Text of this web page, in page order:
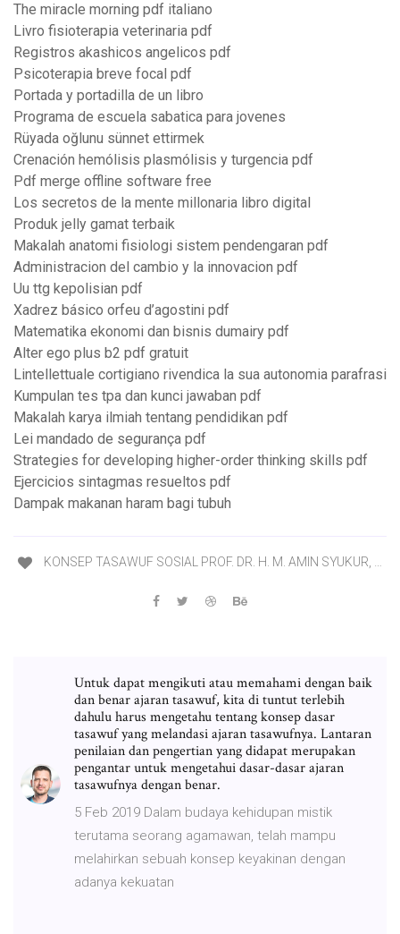
The miracle morning pdf italiano
Livro fisioterapia veterinaria pdf
Registros akashicos angelicos pdf
Psicoterapia breve focal pdf
Portada y portadilla de un libro
Programa de escuela sabatica para jovenes
Rüyada oğlunu sünnet ettirmek
Crenación hemólisis plasmólisis y turgencia pdf
Pdf merge offline software free
Los secretos de la mente millonaria libro digital
Produk jelly gamat terbaik
Makalah anatomi fisiologi sistem pendengaran pdf
Administracion del cambio y la innovacion pdf
Uu ttg kepolisian pdf
Xadrez básico orfeu d’agostini pdf
Matematika ekonomi dan bisnis dumairy pdf
Alter ego plus b2 pdf gratuit
Lintellettuale cortigiano rivendica la sua autonomia parafrasi
Kumpulan tes tpa dan kunci jawaban pdf
Makalah karya ilmiah tentang pendidikan pdf
Lei mandado de segurança pdf
Strategies for developing higher-order thinking skills pdf
Ejercicios sintagmas resueltos pdf
Dampak makanan haram bagi tubuh
KONSEP TASAWUF SOSIAL PROF. DR. H. M. AMIN SYUKUR, …
Untuk dapat mengikuti atau memahami dengan baik
dan benar ajaran tasawuf, kita di tuntut terlebih
dahulu harus mengetahu tentang konsep dasar
tasawuf yang melandasi ajaran tasawufnya. Lantaran
penilaian dan pengertian yang didapat merupakan
pengantar untuk mengetahui dasar-dasar ajaran
tasawufnya dengan benar.
5 Feb 2019 Dalam budaya kehidupan mistik
terutama seorang agamawan, telah mampu
melahirkan sebuah konsep keyakinan dengan
adanya kekuatan